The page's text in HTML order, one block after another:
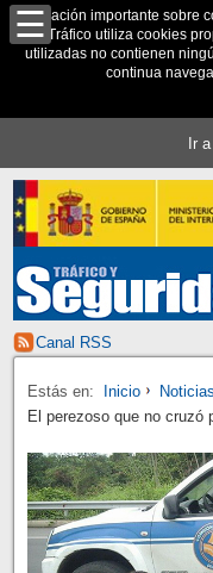
Información importante sobre
de Tráfico utiliza cookies
utilizadas no contienen
continua
Ir
Canal RSS
Estás en: Inicio Noticias
El perezoso que no cruzó